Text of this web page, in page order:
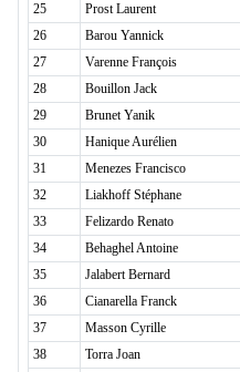
25
Prost Laurent
26
Barou Yannick
27
Varenne François
28
Bouillon Jack
29
Brunet Yanik
30
Hanique Aurélien
31
Menezes Francisco
32
Liakhoff Stéphane
33
Felizardo Renato
34
Behaghel Antoine
35
Jalabert Bernard
36
Cianarella Franck
37
Masson Cyrille
38
Torra Joan